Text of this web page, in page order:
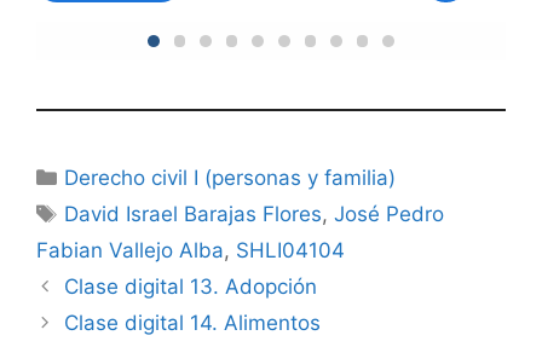
Categorías
Derecho civil I (personas y familia)
Etiquetas
David Israel Barajas Flores,José Pedro
Fabian Vallejo Alba, SHLI04104
Clase digital 13. Adopción
Clase digital 14. Alimentos